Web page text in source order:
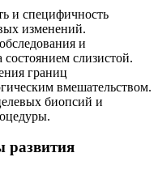
и специфичность
изменений.
и
слизистой.
границ
вмешательством.
биопсий и
развития